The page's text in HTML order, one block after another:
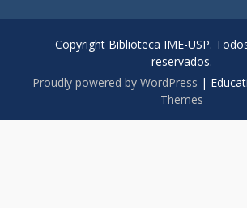
Copyright Biblioteca IME-USP.
reservados.
Proudly powered by WordPress |
Themes